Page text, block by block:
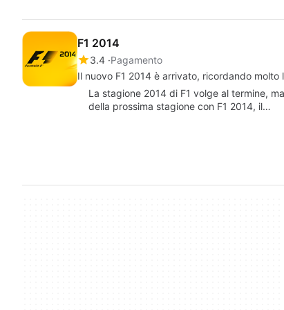
F1 2014
3.4 Pagamento
Il nuovo F1 2014 è arrivato, ricordando molto
La stagione 2014 di F1 volge al termine,
della prossima stagione con F1 2014, il…